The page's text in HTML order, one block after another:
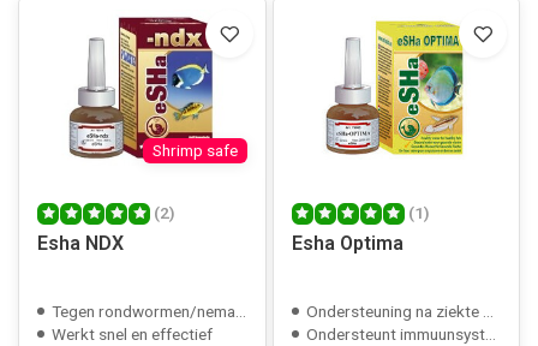
Shrimp safe
(2)
Esha NDX
Tegen rondwormen/nematoden
Werkt snel en effectief
(1)
Esha Optima
Ondersteuning na ziekte bij vissen
Ondersteunt immuunsysteem